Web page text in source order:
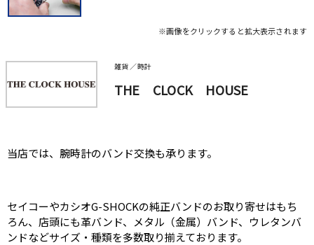
※画像をクリックすると拡大表示されます
雑貨 ／時計
THE CLOCK HOUSE
当店では、腕時計のバンド交換も承ります。
セイコーやカシオG-SHOCKの純正バンドのお取り寄せはもち
ろん、店頭にも革バンド、メタル（金属）バンド、ウレタンバ
ンドなどサイズ・種類を多数取り揃えております。